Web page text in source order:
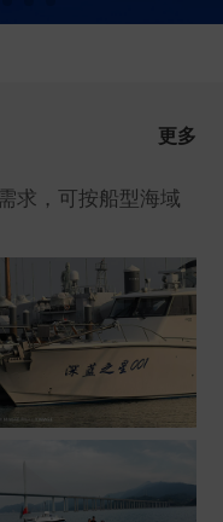
更多
求，可按船型海域